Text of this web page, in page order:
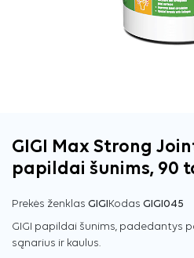
GIGI Max Strong
papildai šunims, 90
Prekės ženklas GIGIKodas GIGI045
GIGI papildai šunims, padedantys
sąnarius ir kaulus.